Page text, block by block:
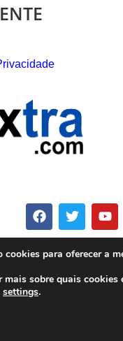
- Notícia Extra -
cookies para oferecer a
mais sobre quais cookies
settings.